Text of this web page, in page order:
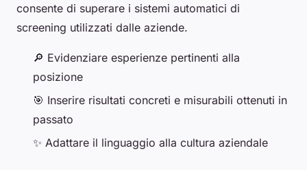
consente di superare i sistemi automatici di
screening utilizzati dalle aziende.
🔎 Evidenziare esperienze pertinenti alla
posizione
🎯 Inserire risultati concreti e misurabili ottenuti in
passato
✨ Adattare il linguaggio alla cultura aziendale